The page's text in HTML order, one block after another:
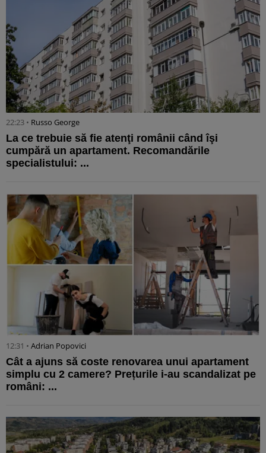
22:23 • Russo George
La ce trebuie să fie atenţi românii când îşi
cumpără un apartament. Recomandările
specialistului: ...
12:31 • Adrian Popovici
Cât a ajuns să coste renovarea unui apartament
simplu cu 2 camere? Prețurile i-au scandalizat pe
români: ...